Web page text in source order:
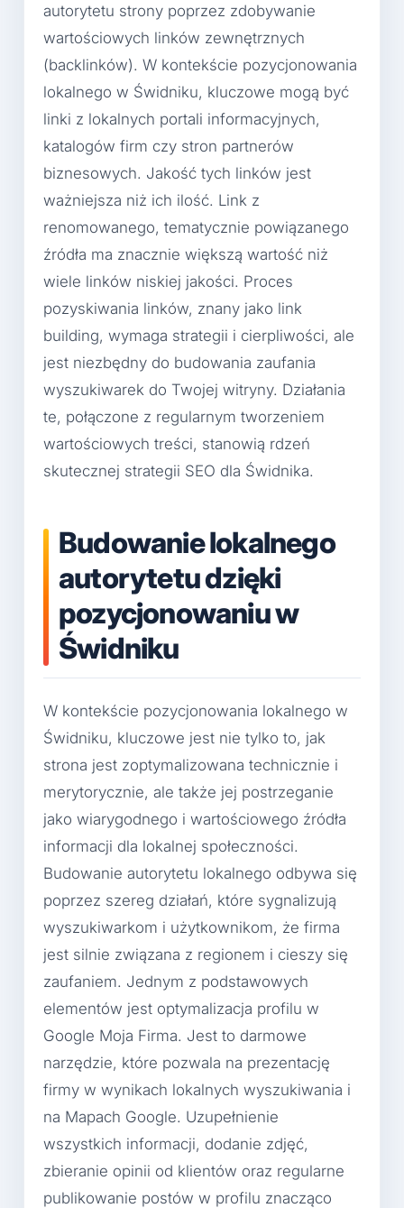
autorytetu strony poprzez zdobywanie
wartościowych linków zewnętrznych
(backlinków). W kontekście pozycjonowania
lokalnego w Świdniku, kluczowe mogą być
linki z lokalnych portali informacyjnych,
katalogów firm czy stron partnerów
biznesowych. Jakość tych linków jest
ważniejsza niż ich ilość. Link z
renomowanego, tematycznie powiązanego
źródła ma znacznie większą wartość niż
wiele linków niskiej jakości. Proces
pozyskiwania linków, znany jako link
building, wymaga strategii i cierpliwości, ale
jest niezbędny do budowania zaufania
wyszukiwarek do Twojej witryny. Działania
te, połączone z regularnym tworzeniem
wartościowych treści, stanowią rdzeń
skutecznej strategii SEO dla Świdnika.
Budowanie lokalnego
autorytetu dzięki
pozycjonowaniu w
Świdniku
W kontekście pozycjonowania lokalnego w
Świdniku, kluczowe jest nie tylko to, jak
strona jest zoptymalizowana technicznie i
merytorycznie, ale także jej postrzeganie
jako wiarygodnego i wartościowego źródła
informacji dla lokalnej społeczności.
Budowanie autorytetu lokalnego odbywa się
poprzez szereg działań, które sygnalizują
wyszukiwarkom i użytkownikom, że firma
jest silnie związana z regionem i cieszy się
zaufaniem. Jednym z podstawowych
elementów jest optymalizacja profilu w
Google Moja Firma. Jest to darmowe
narzędzie, które pozwala na prezentację
firmy w wynikach lokalnych wyszukiwania i
na Mapach Google. Uzupełnienie
wszystkich informacji, dodanie zdjęć,
zbieranie opinii od klientów oraz regularne
publikowanie postów w profilu znacząco